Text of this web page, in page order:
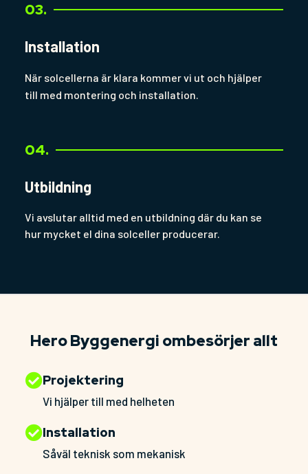
03.
Installation
När solcellerna är klara kommer vi ut och hjälper
till med montering och installation.
04.
Utbildning
Vi avslutar alltid med en utbildning där du kan se
hur mycket el dina solceller producerar.
Hero Byggenergi ombesörjer allt
Projektering
Vi hjälper till med helheten
Installation
Såväl teknisk som mekanisk